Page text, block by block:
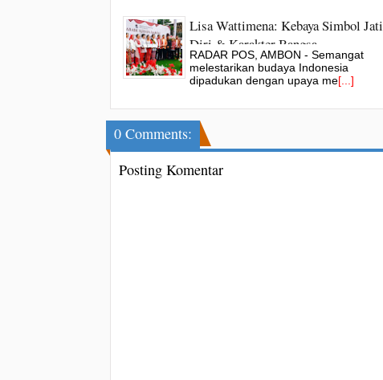
Lisa Wattimena: Kebaya Simbol Jati
Diri & Karakter Bangsa
RADAR POS, AMBON - Semangat
melestarikan budaya Indonesia
dipadukan dengan upaya me[...]
0 Comments:
Posting Komentar